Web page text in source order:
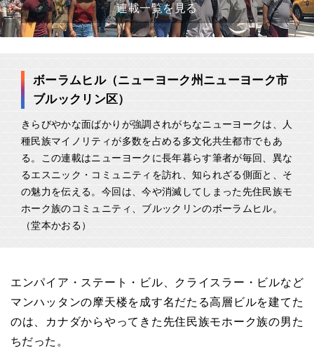
連載一覧を見る
ボーラムヒル（ニューヨーク州ニューヨーク市
ブルックリン区）
きらびやかな面ばかりが強調されがちなニューヨークは、人
種民族マイノリティが多数を占める多文化共生都市でもあ
る。この連載はニューヨークに長年暮らす筆者が毎回、異な
るエスニック・コミュニティを訪れ、知られざる側面と、そ
の魅力を伝える。今回は、今や消滅してしまった先住民族モ
ホーク族のコミュニティ、ブルックリンのボーラムヒル。
（堂本かおる）
エンパイア・ステート・ビル、クライスラー・ビルなど
マンハッタンの摩天楼を成す名だたる高層ビルを建てた
のは、カナダからやってきた先住民族モホーク族の男た
ちだった。